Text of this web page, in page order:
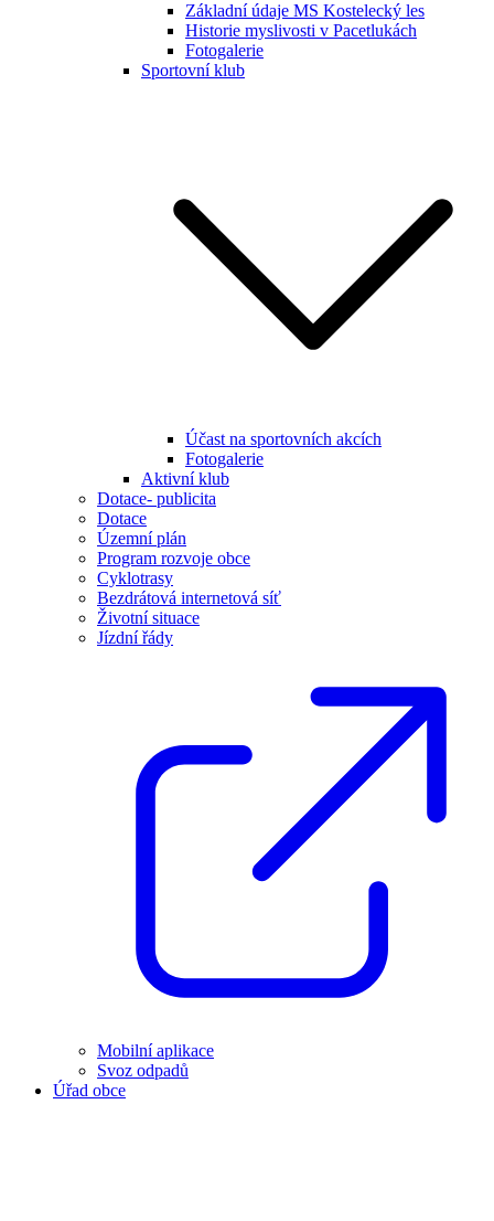
Základní údaje MS Kostelecký les
Historie myslivosti v Pacetlukách
Fotogalerie
Sportovní klub
Účast na sportovních akcích
Fotogalerie
Aktivní klub
Dotace- publicita
Dotace
Územní plán
Program rozvoje obce
Cyklotrasy
Bezdrátová internetová síť
Životní situace
Jízdní řády
Mobilní aplikace
Svoz odpadů
Úřad obce